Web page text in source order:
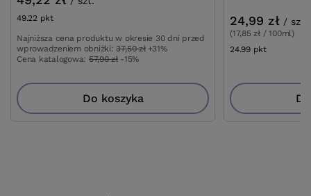
49.22 pktpunktów
Najniższa cena produktu w okresie 30 dni przed
wprowadzeniem obniżki:37,50 zł +31%
Cena katalogowa: 57,90 zł -15%
Do koszyka
24,99 zł / szt.
(17,85 zł / 100ml)
24.99 pktpunktów